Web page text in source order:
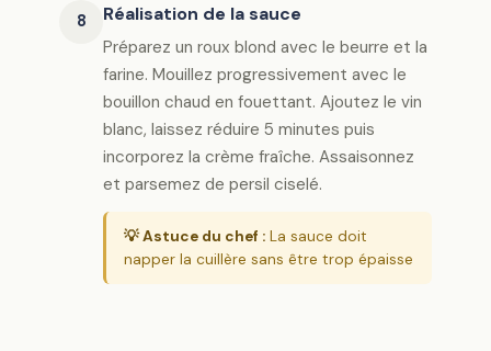
8 Réalisation de la sauce
Préparez un roux blond avec le beurre et la
farine. Mouillez progressivement avec le
bouillon chaud en fouettant. Ajoutez le vin
blanc, laissez réduire 5 minutes puis
incorporez la crème fraîche. Assaisonnez
et parsemez de persil ciselé.
💡 Astuce du chef : La sauce doit
napper la cuillère sans être trop épaisse